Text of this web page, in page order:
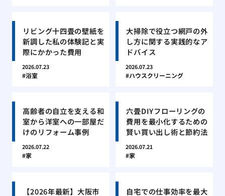
リビング十四畳の壁紙を
新調した私の体験記と実
際にかかった費用
2026.07.23
浴室
大掃除で役立つ網戸の外
し方に関する実践的なア
ドバイス
2026.07.23
ハウスクリーニング
高齢者の自立を支える和
室から洋室への一部屋だ
けのリフォーム事例
2026.07.22
家
六畳DIYフローリングの
費用を最小化するための
賢い買い出し術と節約法
2026.07.21
家
【2026年最新】大阪市 自宅での仕事効率を最大